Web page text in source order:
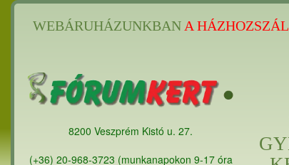
WEBÁRUHÁZUNKBAN A
8200 Veszprém Kistó u. 27.
(+36) 20-968-3723 (munkanapokon 9-17 óra